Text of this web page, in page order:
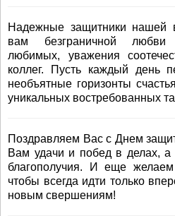
Надежные защитники нашей
вам безграничной любви
любимых, уважения
коллег. Пусть каждый день
необъятные горизонты
уникальных востребованных
Поздравляем Вас с Днем
Вам удачи и побед в делах,
благополучия. И еще
чтобы всегда идти только
новым свершениям!